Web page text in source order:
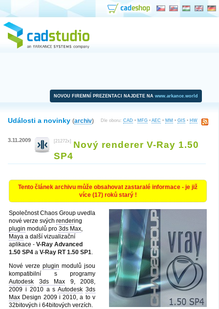
NOVOU FIREMNÍ PREZENTACI NAJDETE NA www.arkance.world
Dle oboru: CAD • MFG • AEC • MM • GIS • HW
Události a novinky (archiv)
3.11.2009 [21272x]
Nový renderer V-Ray 1.50
SP4
Tento článek archivu může obsahovat zastaralé informace - je již
více (17) roků starý !
Společnost Chaos Group uvedla
nové verze svých rendering
plugin modulů pro 3ds Max,
Maya a další vizualizační
aplikace - V-Ray Advanced
1.50 SP4 a V-Ray RT 1.50 SP1.
Nové verze plugin modulů jsou
kompatibilní s programy
Autodesk
3ds Max 9, 2008,
2009 i 2010 a sAutodesk 3ds
Max Design 2009 i 2010, a to v
32bitových i 64bitových verzích.